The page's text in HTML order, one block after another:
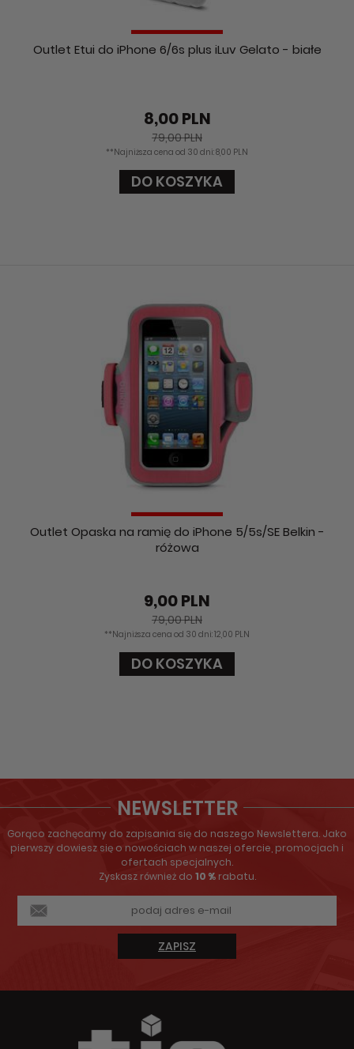
Outlet Etui do iPhone 6/6s plus iLuv Gelato - białe
8,00 PLN
79,00 PLN
**Najniższa cena od 30 dni: 8,00 PLN
DO KOSZYKA
Outlet Opaska na ramię do iPhone 5/5s/SE Belkin -
różowa
9,00 PLN
79,00 PLN
**Najniższa cena od 30 dni: 12,00 PLN
DO KOSZYKA
NEWSLETTER
Gorąco zachęcamy do zapisania się do naszego Newslettera. Jako
pierwszy dowiesz się o nowościach w naszej ofercie, promocjach i
ofertach specjalnych.
Zyskasz również do 10 %rabatu.
ZAPISZ